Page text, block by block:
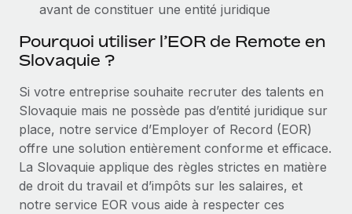
Comment Phiture gère ses 55 employés
répartis dans 19 pays grâce à Remote
croissance mobile internationale, encourage les...
En savoir plus
avant de constituer une entité juridique
Pourquoi utiliser l’EOR de Remote en
Slovaquie ?
Si votre entreprise souhaite recruter des talents en
Slovaquie mais ne possède pas d’entité juridique sur
place, notre service d’Employer of Record (EOR)
offre une solution entièrement conforme et efficace.
La Slovaquie applique des règles strictes en matière
de droit du travail et d’impôts sur les salaires, et
notre service EOR vous aide à respecter ces